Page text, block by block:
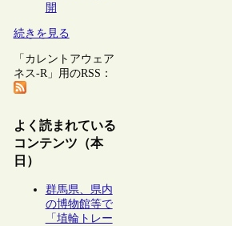
開
続きを見る
「カレントアウェア
ネス-R」用のRSS：
よく読まれている
コンテンツ（本
日）
群馬県、県内
の博物館等で
「埴輪トレー